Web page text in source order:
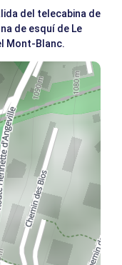
del telecabina de
de esquí de Le
Mont-Blanc.